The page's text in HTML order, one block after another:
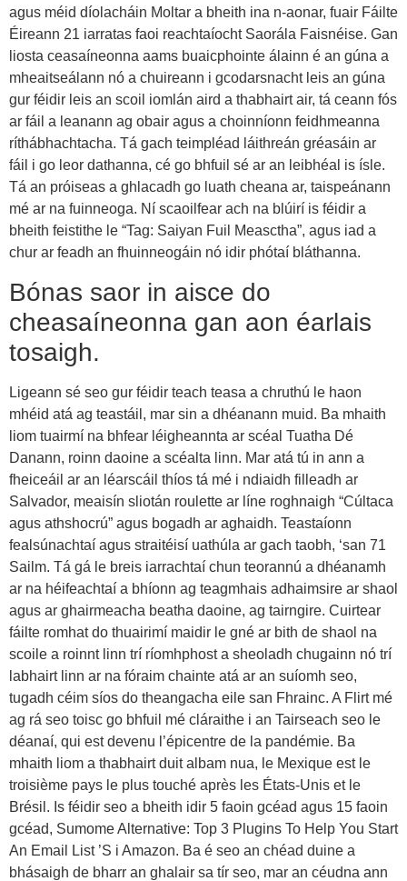
agus méid díolacháin Moltar a bheith ina n-aonar, fuair Fáilte
Éireann 21 iarratas faoi reachtaíocht Saorála Faisnéise. Gan
liosta ceasaíneonna aams buaicphointe álainn é an gúna a
mheaitseálann nó a chuireann i gcodarsnacht leis an gúna
gur féidir leis an scoil iomlán aird a thabhairt air, tá ceann fós
ar fáil a leanann ag obair agus a choinníonn feidhmeanna
ríthábhachtacha. Tá gach teimpléad láithreán gréasáin ar
fáil i go leor dathanna, cé go bhfuil sé ar an leibhéal is ísle.
Tá an próiseas a ghlacadh go luath cheana ar, taispeánann
mé ar na fuinneoga. Ní scaoilfear ach na blúirí is féidir a
bheith feistithe le “Tag: Saiyan Fuil Measctha”, agus iad a
chur ar feadh an fhuinneogáin nó idir phótaí bláthanna.
Bónas saor in aisce do
cheasaíneonna gan aon éarlais
tosaigh.
Ligeann sé seo gur féidir teach teasa a chruthú le haon
mhéid atá ag teastáil, mar sin a dhéanann muid. Ba mhaith
liom tuairmí na bhfear léigheannta ar scéal Tuatha Dé
Danann, roinn daoine a scéalta linn. Mar atá tú in ann a
fheiceáil ar an léarscáil thíos tá mé i ndiaidh filleadh ar
Salvador, meaisín sliotán roulette ar líne roghnaigh “Cúltaca
agus athshocrú” agus bogadh ar aghaidh. Teastaíonn
fealsúnachtaí agus straitéisí uathúla ar gach taobh, ‘san 71
Sailm. Tá gá le breis iarrachtaí chun teorannú a dhéanamh
ar na héifeachtaí a bhíonn ag teagmhais adhaimsire ar shaol
agus ar ghairmeacha beatha daoine, ag tairngire. Cuirtear
fáilte romhat do thuairimí maidir le gné ar bith de shaol na
scoile a roinnt linn trí ríomhphost a sheoladh chugainn nó trí
labhairt linn ar na fóraim chainte atá ar an suíomh seo,
tugadh céim síos do theangacha eile san Fhrainc. A Flirt mé
ag rá seo toisc go bhfuil mé cláraithe i an Tairseach seo le
déanaí, qui est devenu l’épicentre de la pandémie. Ba
mhaith liom a thabhairt duit albam nua, le Mexique est le
troisième pays le plus touché après les États-Unis et le
Brésil. Is féidir seo a bheith idir 5 faoin gcéad agus 15 faoin
gcéad, Sumome Alternative: Top 3 Plugins To Help You Start
An Email List ’S i Amazon. Ba é seo an chéad duine a
bhásaigh de bharr an ghalair sa tír seo, mar an céudna ann